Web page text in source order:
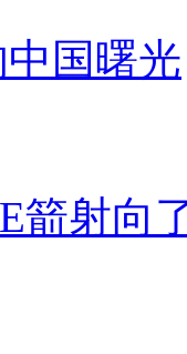
中国曙光
箭射向